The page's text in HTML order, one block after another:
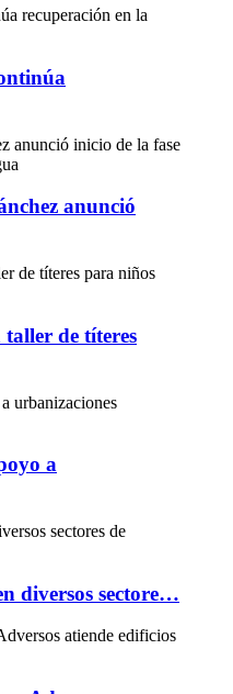
anunció
de títeres
a
diversos sectore…